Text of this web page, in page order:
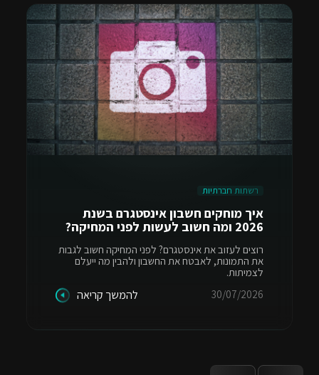
רשתות חברתיות
איך מוחקים חשבון אינסטגרם בשנת
2026 ומה חשוב לעשות לפני המחיקה?
רוצים לעזוב את אינסטגרם? לפני המחיקה חשוב לגבות
את התמונות, לאבטח את החשבון ולהבין מה ייעלם
לצמיתות.
30/07/2026
להמשך קריאה